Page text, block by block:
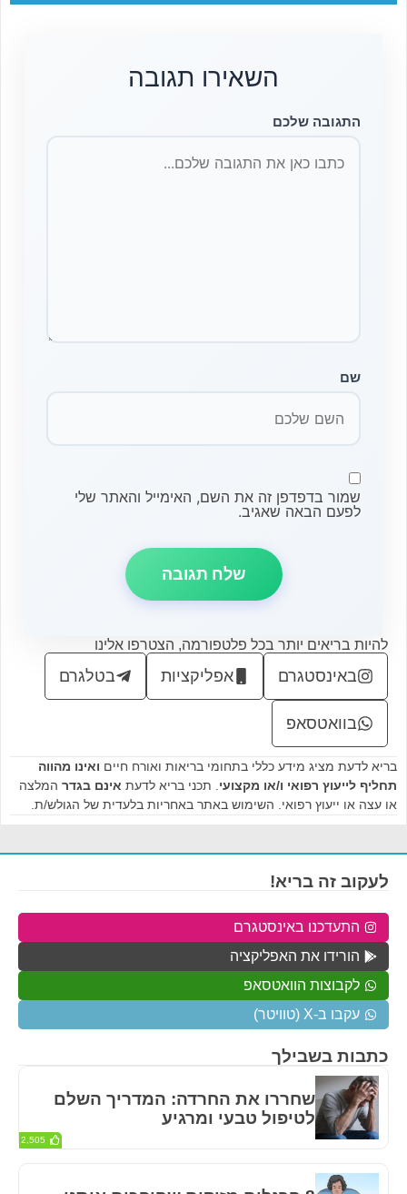
השאירו תגובה
התגובה שלכם
שם
שמור בדפדפן זה את השם, האימייל והאתר שלי
לפעם הבאה שאגיב.
להיות בריאים יותר בכל פלטפורמה, הצטרפו אלינו
באינסטגרם אפליקציות בטלגרם
בוואטסאפ
בריא לדעת מציג מידע כללי בתחומי בריאות ואורח חיים ואינו מהווה
תחליף לייעוץ רפואי ו/או מקצועי . תכני בריא לדעת אינם בגדר המלצה
או עצה או ייעוץ רפואי. השימוש באתר באחריות בלעדית של הגולש/ת.
כתבות בשבילך
שחררו את החרדה: המדריך השלם
לטיפול טבעי ומרגיע
2,505
לעקוב זה בריא!
התעדכנו באינסטגרם
הורידו את האפליקציה
לקבוצות הוואטסאפ
עקבו ב-X (טוויטר)